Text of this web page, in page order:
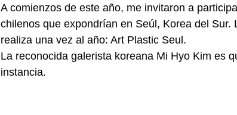
A comienzos de este año, me invitaron a
chilenos que expondrían en Seúl, Korea del
realiza una vez al año: Art Plastic Seul.
La reconocida galerista koreana Mi Hyo Kim es
instancia.